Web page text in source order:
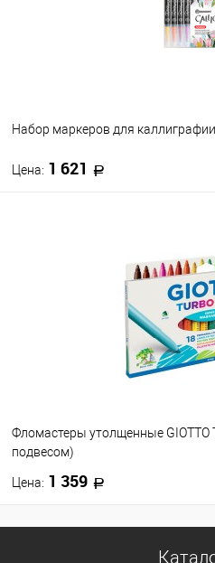
Набор маркеров для
Цена: 1 621
Фломастеры утолщенные GIOTTO
подвесом)
Цена: 1 359